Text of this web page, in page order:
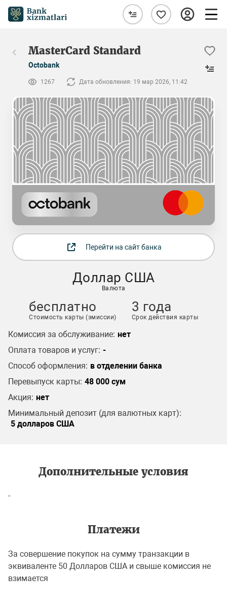
MasterCard Standard
Octobank
1267 Дата обновления: 19 мар 2026, 11:42
Перейти на сайт банка
Доллар США
Валюта
бесплатно
Стоимость карты (эмиссии)
3 года
Срок действия карты
Комиссия за обслуживание: нет
Оплата товаров и услуг: -
Способ оформления: в отделении банка
Перевыпуск карты: 48 000 сум
Акция: нет
Минимальный депозит (для валютных карт):
5 долларов США
Дополнительные условия
-
Платежи
За совершение покупок на сумму транзакции в
эквиваленте 50 Долларов США и свыше комиссия не
взимается